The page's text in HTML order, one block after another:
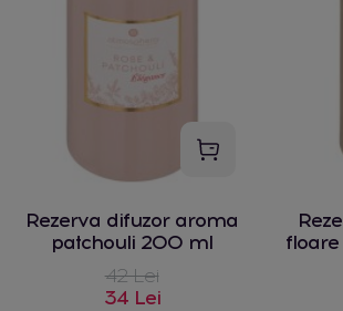
Rezerva difuzor aroma
patchouli 200 ml
42 Lei
34 Lei